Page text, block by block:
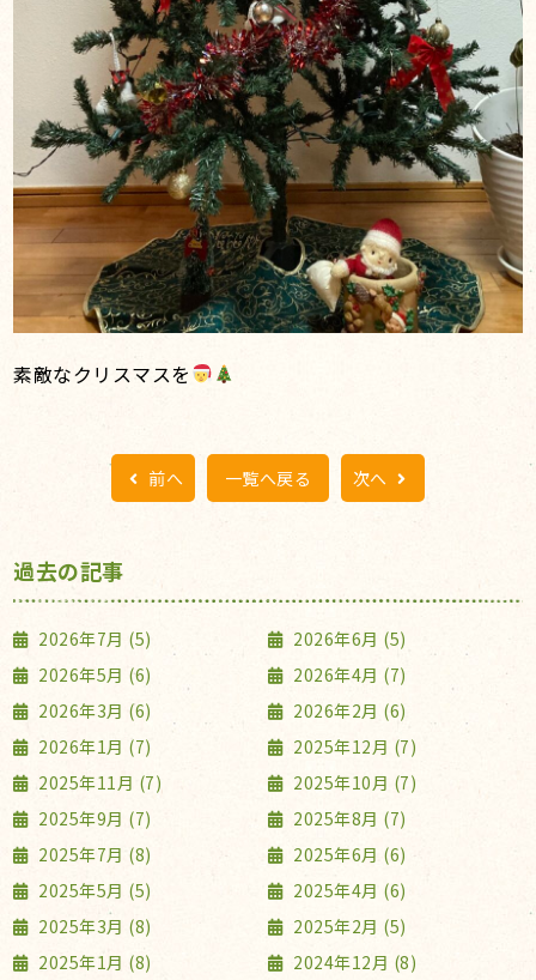
素敵なクリスマスを
前へ 一覧へ戻る 次へ
過去の記事
2026年7月 (5)
2026年6月 (5)
2026年5月 (6)
2026年4月 (7)
2026年3月 (6)
2026年2月 (6)
2026年1月 (7)
2025年12月 (7)
2025年11月 (7)
2025年10月 (7)
2025年9月 (7)
2025年8月 (7)
2025年7月 (8)
2025年6月 (6)
2025年5月 (5)
2025年4月 (6)
2025年3月 (8)
2025年2月 (5)
2025年1月 (8)
2024年12月 (8)